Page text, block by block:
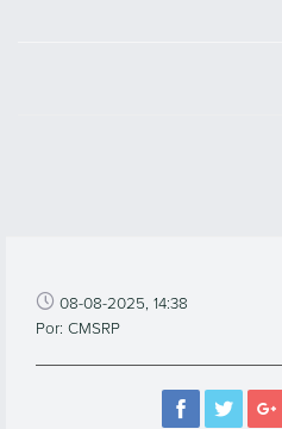
08-08-2025, 14:38
Por: CMSRP